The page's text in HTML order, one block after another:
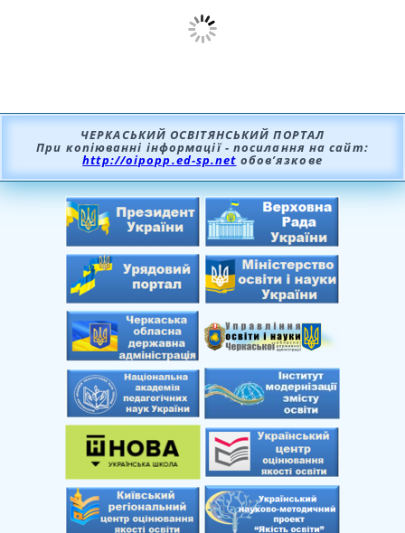
ЧЕРКАСЬКИЙ ОСВІТЯНСЬКИЙ ПОРТАЛ
При копіюванні інформації - посилання на сайт:
http://oipopp.ed-sp.net обов’язкове